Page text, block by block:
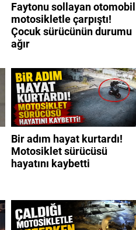
Faytonu sollayan otomobil
motosikletle çarpıştı!
Çocuk sürücünün durumu
ağır
Bir adım hayat kurtardı!
Motosiklet sürücüsü
hayatını kaybetti